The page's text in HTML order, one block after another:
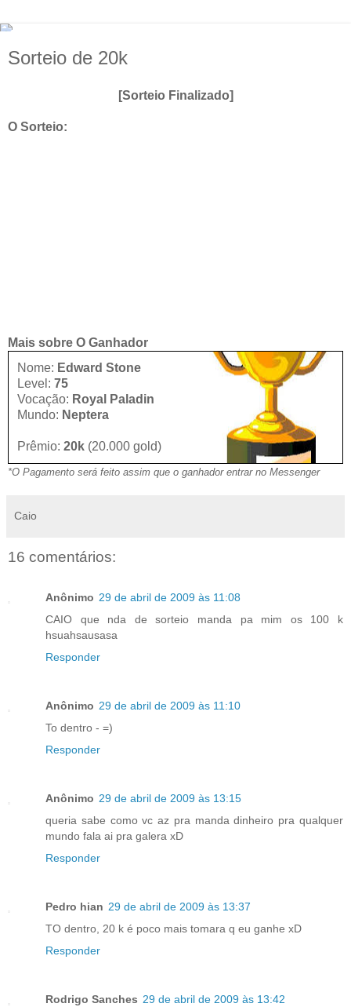
Sorteio de 20k
[Sorteio Finalizado]
O Sorteio:
Mais sobre O Ganhador
Nome: Edward Stone
Level: 75
Vocação: Royal Paladin
Mundo: Neptera
Prêmio: 20k (20.000 gold)
*O Pagamento será feito assim que o ganhador entrar no Messenger
Caio
16 comentários:
Anônimo 29 de abril de 2009 às 11:08
CAIO que nda de sorteio manda pa mim os 100 k
hsuahsausasa
Responder
Anônimo 29 de abril de 2009 às 11:10
To dentro - =)
Responder
Anônimo 29 de abril de 2009 às 13:15
queria sabe como vc az pra manda dinheiro pra qualquer
mundo fala ai pra galera xD
Responder
Pedro hian 29 de abril de 2009 às 13:37
TO dentro, 20 k é poco mais tomara q eu ganhe xD
Responder
Rodrigo Sanches 29 de abril de 2009 às 13:42